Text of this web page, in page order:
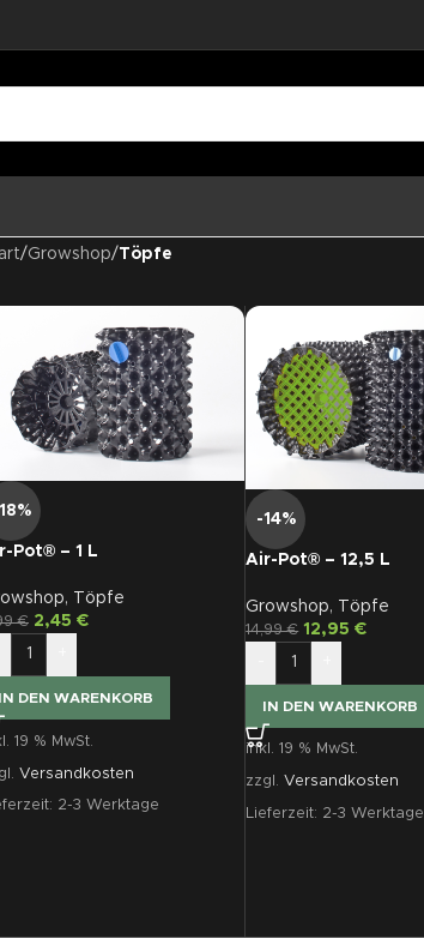
/Growshop/Töpfe
Pot® – 1 L
, Töpfe
€ 2,45 €
IN DEN WARENKORB
19 % MwSt.
Versandkosten
2-3 Werktage
-14%
Air-Pot® – 12,5 L
Growshop, Töpfe
14,99€ 12,95€
IN DEN WARENKORB
inkl. 19 % MwSt.
zzgl. Versandkosten
Lieferzeit: 2-3 Werktage